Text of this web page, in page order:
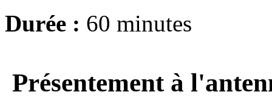
Durée : 60 minutes
Présentement à